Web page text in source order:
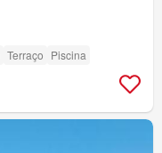
Terraço Piscina